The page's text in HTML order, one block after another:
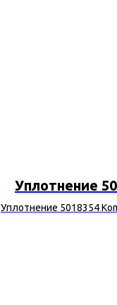
Уплотнение
Уплотнение 5018354